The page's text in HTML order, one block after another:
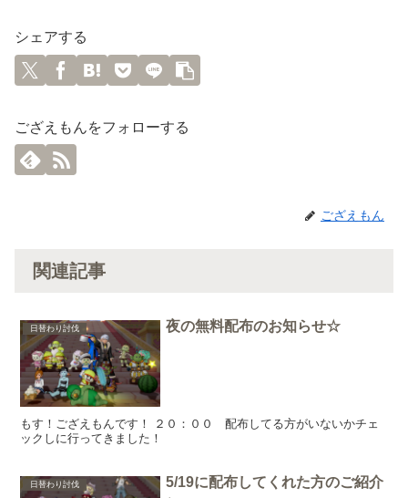
シェアする
ござえもんをフォローする
ござえもん
関連記事
日替わり討伐 夜の無料配布のお知らせ☆
もす！ござえもんです！ ２０：００ 配布してる方がいないかチェ
ックしに行ってきました！
日替わり討伐
5/19に配布してくれた方のご紹介